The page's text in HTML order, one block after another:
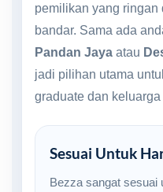
pemilikan yang ringan
bandar. Sama ada
Pandan Jaya atau
jadi pilihan utama
graduate dan keluarga
Sesuai Untuk
Bezza sangat sesuai